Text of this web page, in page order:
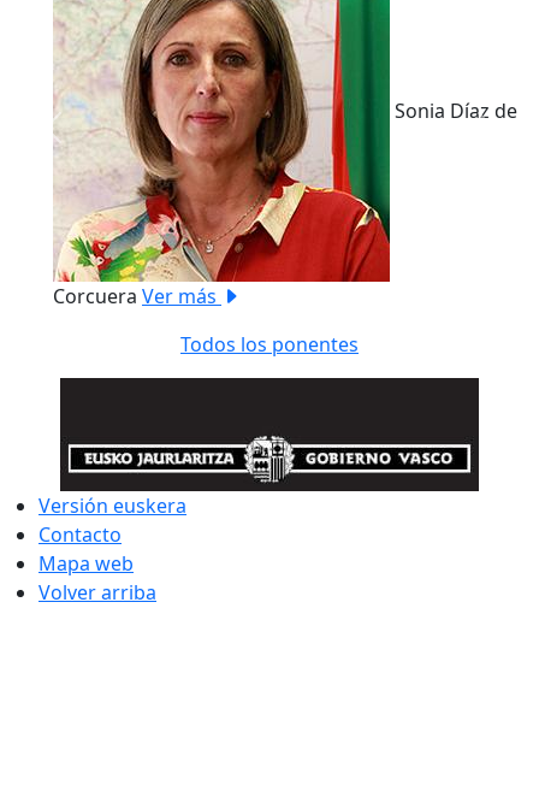
Previous
Sonia Díaz de
Corcuera Ver más
Todos los ponentes
Versión euskera
Contacto
Mapa web
Volver arriba